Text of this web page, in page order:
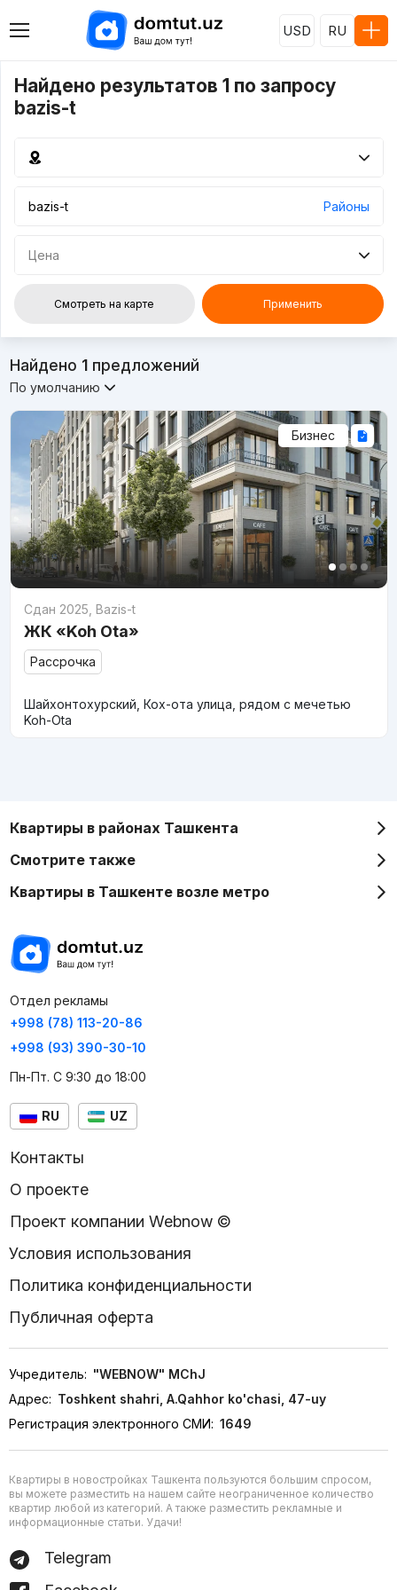
USD RU
Найдено результатов 1 по запросу
bazis-t
Районы
Цена
Смотреть на карте Применить
Найдено 1предложений
По умолчанию
Бизнес
Сдан 2025 Bazis-t
ЖК «Koh Ota»
Рассрочка
Шайхонтохурский, Кох-ота улица, рядом с мечетью
Koh-Ota
Квартиры в районах Ташкента
Смотрите также
Квартиры в Ташкенте возле метро
Отдел рекламы
+998 (78) 113-20-86
+998 (93) 390-30-10
Пн-Пт. С 9:30 до 18:00
RU UZ
Контакты
О проекте
Проект компании Webnow ©
Условия использования
Политика конфиденциальности
Публичная оферта
Учредитель: "WEBNOW" MChJ
Адрес: Toshkent shahri, A.Qahhor ko'chasi, 47-uy
Регистрация электронного СМИ: 1649
Квартиры в новостройках Ташкента пользуются большим спросом,
вы можете разместить на нашем сайте неограниченное количество
квартир любой из категорий. А также разместить рекламные и
информационные статьи. Удачи!
Telegram